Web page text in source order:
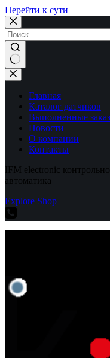
Перейти к сути
Ничего
не
найденоГлавная
Каталог датчиков
Выполненные
Новости
О компании
Контакты
IFM electronic
автоматика
Explore Shop